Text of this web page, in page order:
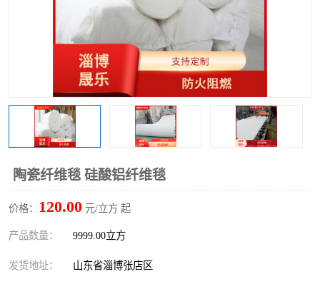
陶瓷纤维毯 硅酸铝纤维毯
价格： 120.00 元/立方 起
产品数量： 9999.00立方
发货地址： 山东省淄博张店区